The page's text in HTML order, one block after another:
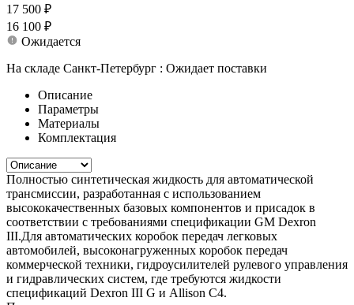
17 500 ₽
16 100 ₽
Ожидается
На складе Санкт-Петербург : Ожидает поставки
Описание
Параметры
Материалы
Комплектация
Полностью синтетическая жидкость для автоматической
трансмиссии, разработанная с использованием
высококачественных базовых компонентов и присадок в
соответствии с требованиями спецификации GM Dexron
III.Для автоматических коробок передач легковых
автомобилей, высоконагруженных коробок передач
коммерческой техники, гидроусилителей рулевого управления
и гидравлических систем, где требуются жидкости
спецификаций Dexron III G и Allison C4.